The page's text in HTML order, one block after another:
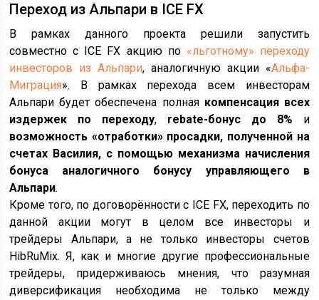
Переход из Альпари в ICE FX
В рамках данного проекта решили запустить
совместно с ICE FX акцию по «льготному» переходу
инвесторов из Альпари, аналогичную акции «Альфа-
Миграция». В рамках перехода всем инвесторам
Альпари будет обеспечена полная компенсация всех
издержек по переходу, rebate-бонус до 8% и
возможность «отработки» просадки, полученной на
счетах Василия, с помощью механизма начисления
бонуса аналогичного бонусу управляющего в
Альпари.
Кроме того, по договорённости с ICE FX, переходить по
данной акции могут в целом все инвесторы и
трейдеры Альпари, а не только инвесторы счетов
HibRuMix. Я, как и многие другие профессиональные
трейдеры, придерживаюсь мнения, что разумная
диверсификация необходима не только между